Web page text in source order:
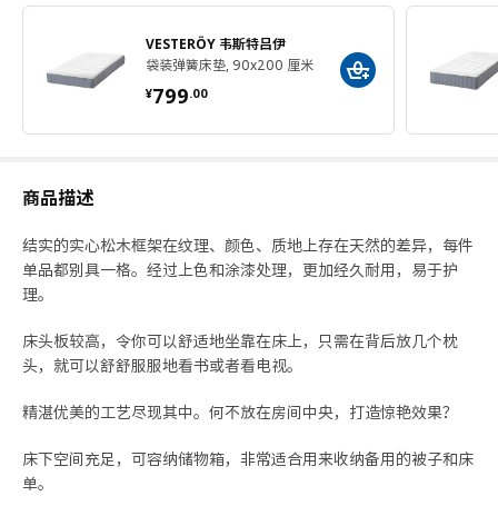
VESTERÖY 韦斯特吕伊
袋装弹簧床垫, 90x200 厘米
¥799.00
¥ 799.00
商品描述
结实的实心松木框架在纹理、颜色、质地上存在天然的差异，每件
单品都别具一格。经过上色和涂漆处理，更加经久耐用，易于护
理。
床头板较高，令你可以舒适地坐靠在床上，只需在背后放几个枕
头，就可以舒舒服服地看书或者看电视。
精湛优美的工艺尽现其中。何不放在房间中央，打造惊艳效果？
床下空间充足，可容纳储物箱，非常适合用来收纳备用的被子和床
单。